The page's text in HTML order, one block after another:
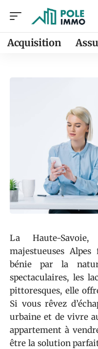
Acquisition
La Haute-
majestueuses
bénie par la
spectaculaires, les
pittoresques, elle
Si vous rêvez
urbaine et de vivre
appartement à
être la solution